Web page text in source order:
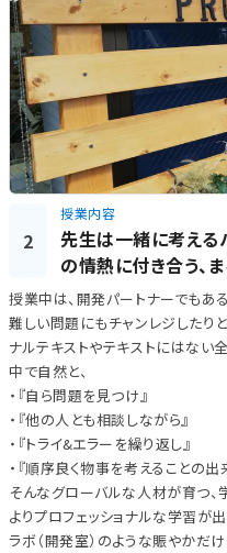
2
授業内容
先生は一緒に考える
の情熱に付き合う、
授業中は、開発パートナーでもあ
難しい問題にもチャンレジしたり
ナルテキストやテキストにはない
中で自然と、
・『自ら問題を見つけ』
・『他の人とも相談しながら』
・『トライ&エラーを繰り返し』
・『順序良く物事を考えることの出
そんなグローバルな人材が育つ、
よりプロフェッショナルな学習が
ラボ（開発室）のような賑やか